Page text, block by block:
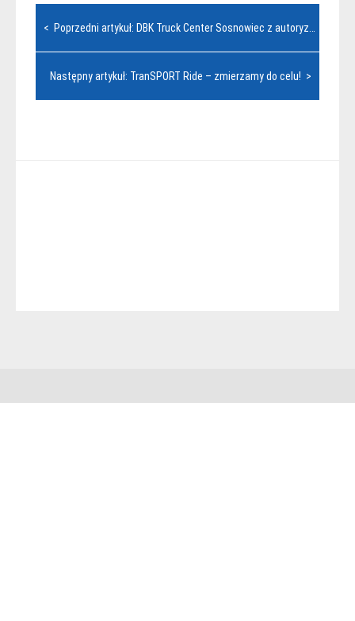
Nawigacja
< Poprzedni artykuł: DBK Truck Center Sosnowiec z autoryzacją IVECO
Następny artykuł: TranSPORT Ride – zmierzamy do celu! >